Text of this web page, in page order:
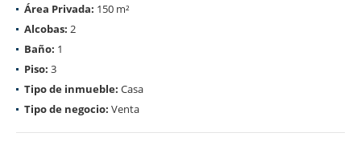
Área Privada: 150 m²
Alcobas: 2
Baño: 1
Piso: 3
Tipo de inmueble: Casa
Tipo de negocio: Venta